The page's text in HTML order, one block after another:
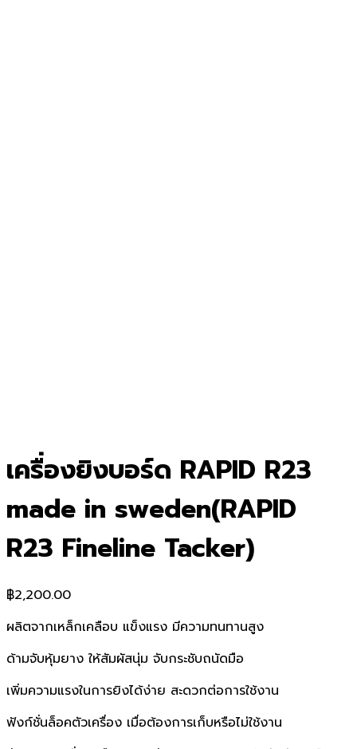
เครื่องยิงบอร์ด RAPID R23
made in sweden(RAPID
R23 Fineline Tacker)
฿2,200.00
ผลิตจากเหล็กเคลือบ แข็งแรง มีความทนทานสูง
ด้ามจับหุ้มยาง ให้สัมผัสนุ่ม จับกระชับถนัดมือ
เพิ่มความแรงในการยิงได้ง่าย สะดวกต่อการใช้งาน
ฟังก์ชั่นล็อคตัวเครื่อง เมื่อต้องการเก็บหรือไม่ใช้งาน